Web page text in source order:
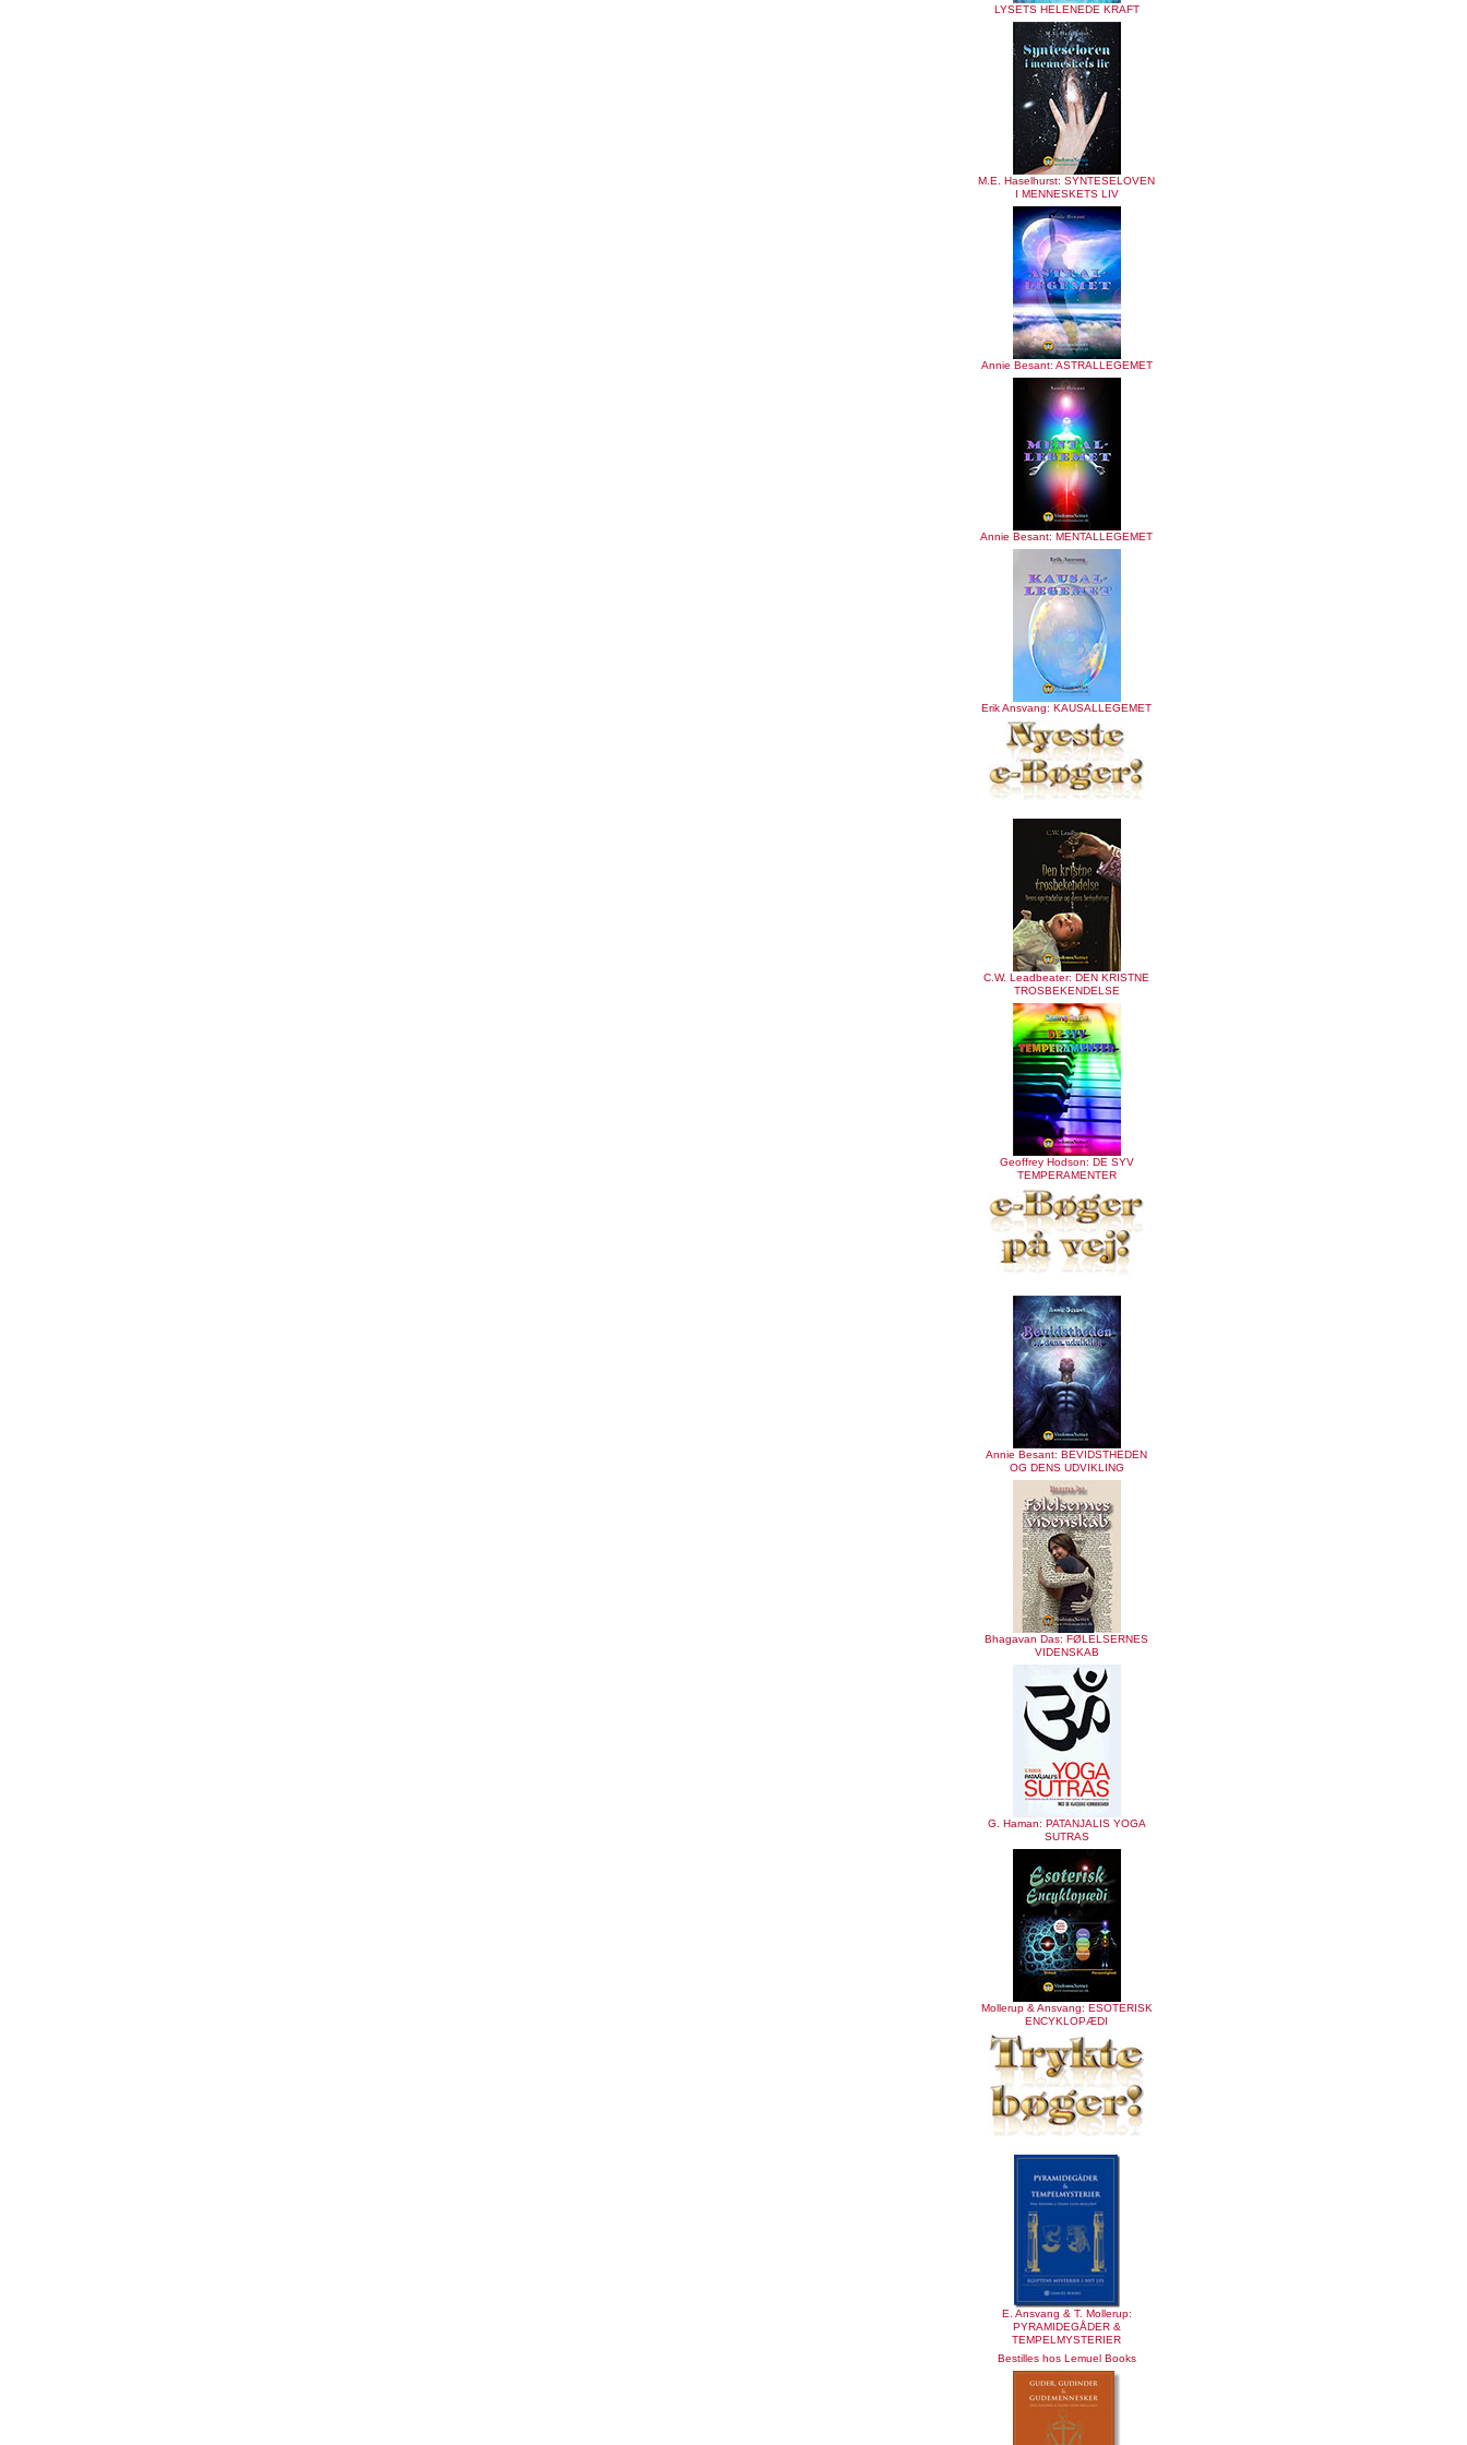
LYSETS HELENEDE KRAFT
M.E. Haselhurst: SYNTESELOVEN
I MENNESKETS LIV
Annie Besant: ASTRALLEGEMET
Annie Besant: MENTALLEGEMET
Erik Ansvang: KAUSALLEGEMET
C.W. Leadbeater: DEN KRISTNE
TROSBEKENDELSE
Geoffrey Hodson: DE SYV
TEMPERAMENTER
Annie Besant: BEVIDSTHEDEN
OG DENS UDVIKLING
Bhagavan Das: FØLELSERNES
VIDENSKAB
G. Haman: PATANJALIS YOGA
SUTRAS
Mollerup & Ansvang: ESOTERISK
ENCYKLOPÆDI
E. Ansvang & T. Mollerup:
PYRAMIDEGÅDER &
TEMPELMYSTERIER
Bestilles hos Lemuel Books